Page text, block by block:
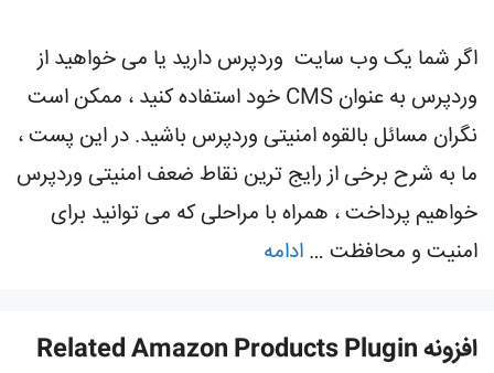
اگر شما یک وب سایت وردپرس دارید یا می خواهید از
وردپرس به عنوان CMS خود استفاده کنید ، ممکن است
نگران مسائل بالقوه امنیتی وردپرس باشید. در این پست ،
ما به شرح برخی از رایج ترین نقاط ضعف امنیتی وردپرس
خواهیم پرداخت ، همراه با مراحلی که می توانید برای
امنیت و محافظت … ادامه
افزونه Related Amazon Products Plugin